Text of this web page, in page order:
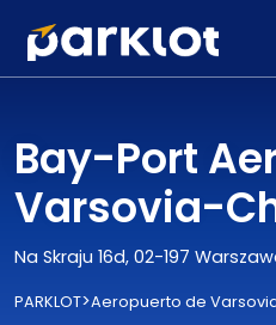
Bay-Port
Varsovia-
Na Skraju 16d, 02-197
PARKLOT>Aeropuerto de